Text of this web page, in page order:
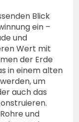
Blick
ein –
und
Wert mit
der Erde
in einem alten
um
auch das
und